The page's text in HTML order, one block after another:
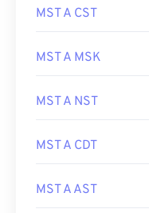
MST A CST
MST A MSK
MST A NST
MST A CDT
MST A AST